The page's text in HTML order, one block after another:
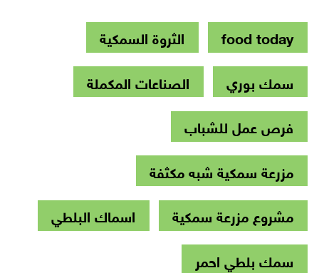
food today
الثروة السمكية
سمك بوري
الصناعات المكملة
فرص عمل للشباب
مزرعة سمكية شبه مكثفة
مشروع مزرعة سمكية
اسماك البلطي
سمك بلطي احمر